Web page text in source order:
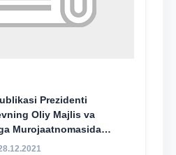
Prezidenti
Oliy Majlis va
Murojaatnomasida
mazmun-mohiyatini